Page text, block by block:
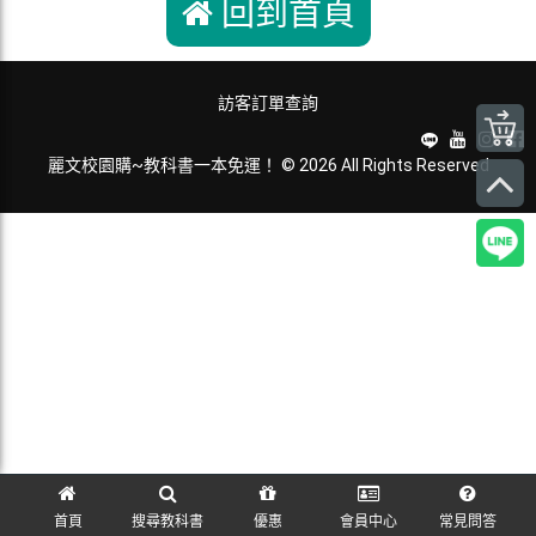
回到首頁
首頁 搜尋教科書 優惠 會員中心 常見問答
訪客訂單查詢
麗文校園購~教科書一本免運！ © 2026 All Rights Reserved